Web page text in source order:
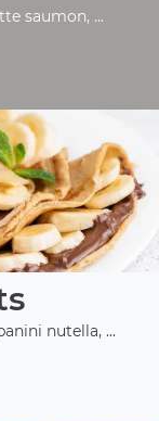
saumon, ...
nutella, ...